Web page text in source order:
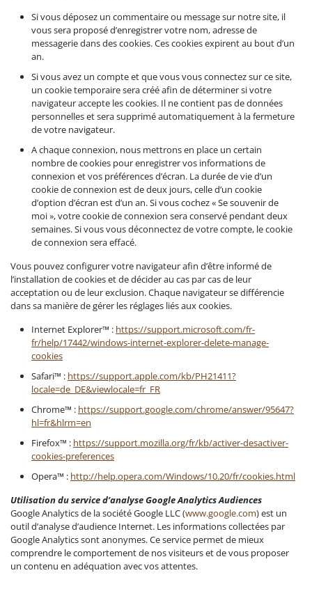
Si vous déposez un commentaire ou message sur notre site, il
vous sera proposé d’enregistrer votre nom, adresse de
messagerie dans des cookies. Ces cookies expirent au bout d’un
an.
Si vous avez un compte et que vous vous connectez sur ce site,
un cookie temporaire sera créé afin de déterminer si votre
navigateur accepte les cookies. Il ne contient pas de données
personnelles et sera supprimé automatiquement à la fermeture
de votre navigateur.
A chaque connexion, nous mettrons en place un certain
nombre de cookies pour enregistrer vos informations de
connexion et vos préférences d’écran. La durée de vie d’un
cookie de connexion est de deux jours, celle d’un cookie
d’option d’écran est d’un an. Si vous cochez « Se souvenir de
moi », votre cookie de connexion sera conservé pendant deux
semaines. Si vous vous déconnectez de votre compte, le cookie
de connexion sera effacé.
Vous pouvez configurer votre navigateur afin d’être informé de
l’installation de cookies et de décider au cas par cas de leur
acceptation ou de leur exclusion. Chaque navigateur se différencie
dans sa manière de gérer les réglages liés aux cookies.
Internet Explorer™ : https://support.microsoft.com/fr-
fr/help/17442/windows-internet-explorer-delete-manage-
cookies
Safari™ : https://support.apple.com/kb/PH21411?
locale=de_DE&viewlocale=fr_FR
Chrome™ : https://support.google.com/chrome/answer/95647?
hl=fr&hlrm=en
Firefox™ : https://support.mozilla.org/fr/kb/activer-desactiver-
cookies-preferences
Opera™ : http://help.opera.com/Windows/10.20/fr/cookies.html
Utilisation du service d’analyseGoogle Analytics Audiences
Google Analytics de la société Google LLC (www.google.com) est un
outil d’analyse d’audience Internet. Les informations collectées par
Google Analytics sont anonymes. Ce service permet de mieux
comprendre le comportement de nos visiteurs et de vous proposer
un contenu en adéquation avec vos attentes.